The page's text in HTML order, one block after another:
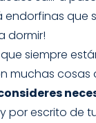
endorfinas
dormir!
siempre
por escrito de